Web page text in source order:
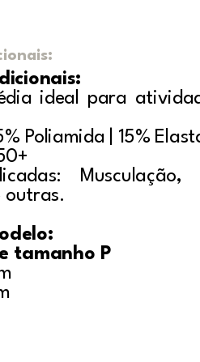
ideal para
Poliamida | 15%
outras.
tamanho P